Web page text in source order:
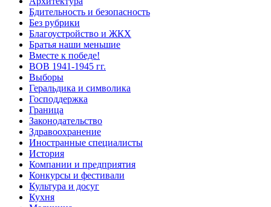
Бдительность и безопасность
Без рубрики
Благоустройство и ЖКХ
Братья наши меньшие
Вместе к победе!
ВОВ 1941-1945 гг.
Выборы
Геральдика и символика
Господдержка
Граница
Законодательство
Здравоохранение
Иностранные специалисты
История
Компании и предприятия
Конкурсы и фестивали
Культура и досуг
Кухня